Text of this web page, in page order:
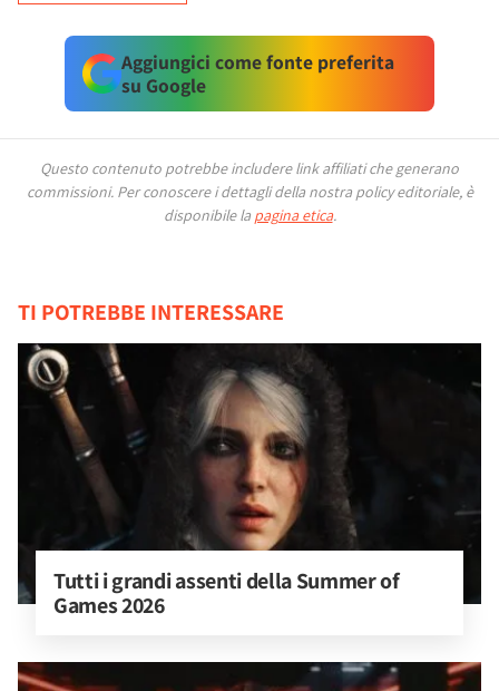
Aggiungici come fonte preferita
su Google
Questo contenuto potrebbe includere link affiliati che generano
commissioni. Per conoscere i dettagli della nostra policy editoriale, è
disponibile la pagina etica.
TI POTREBBE INTERESSARE
Tutti i grandi assenti della Summer of
Games 2026